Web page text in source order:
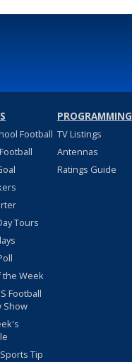
Football
Tours
the Week
Football
Show
Tip
PROGRAMMING
TV Listings
Antennas
Ratings Guide